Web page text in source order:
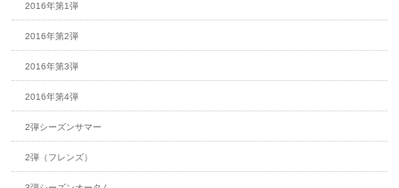
2016年第1弾
2016年第2弾
2016年第3弾
2016年第4弾
2弾シーズンサマー
2弾（フレンズ）